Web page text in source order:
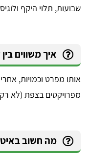
שבועות, תלוי היקף
איך משווים
אותו מפרט וכמויות,
מפרויקטים בצפת (לא
מה חשוב